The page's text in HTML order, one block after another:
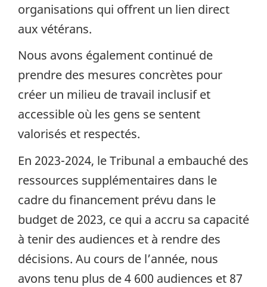
organisations qui offrent un lien direct
aux vétérans.
Nous avons également continué de
prendre des mesures concrètes pour
créer un milieu de travail inclusif et
accessible où les gens se sentent
valorisés et respectés.
En 2023-2024, le Tribunal a embauché des
ressources supplémentaires dans le
cadre du financement prévu dans le
budget de 2023, ce qui a accru sa capacité
à tenir des audiences et à rendre des
décisions. Au cours de l’année, nous
avons tenu plus de 4 600 audiences et 87